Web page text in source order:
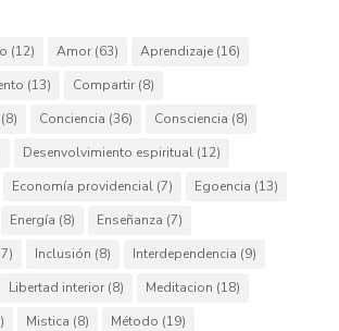
(12) Amor(63) Aprendizaje(16)
(13) Compartir(8)
(8) Conciencia (36) Consciencia (8)
Desenvolvimiento espiritual(12)
Economía providencial(7) Egoencia (13)
Energía (8) Enseñanza (7)
Inclusión (8) Interdependencia (9)
Libertad interior(8) Meditacion (18)
Mistica (8) Método (19)